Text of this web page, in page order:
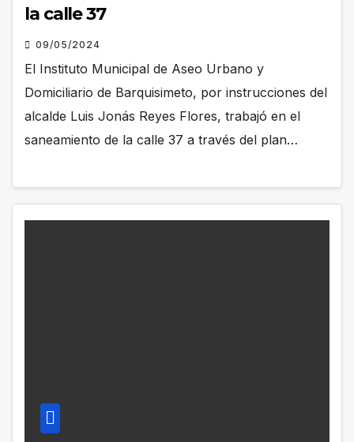
la calle 37
09/05/2024
El Instituto Municipal de Aseo Urbano y
Domiciliario de Barquisimeto, por instrucciones del
alcalde Luis Jonás Reyes Flores, trabajó en el
saneamiento de la calle 37 a través del plan…